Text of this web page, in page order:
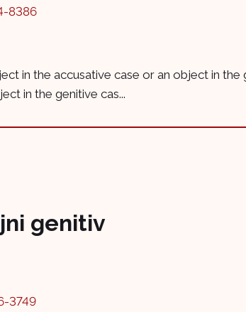
8386
in the accusative case or an object in
in the genitive cas...
genitiv
3749